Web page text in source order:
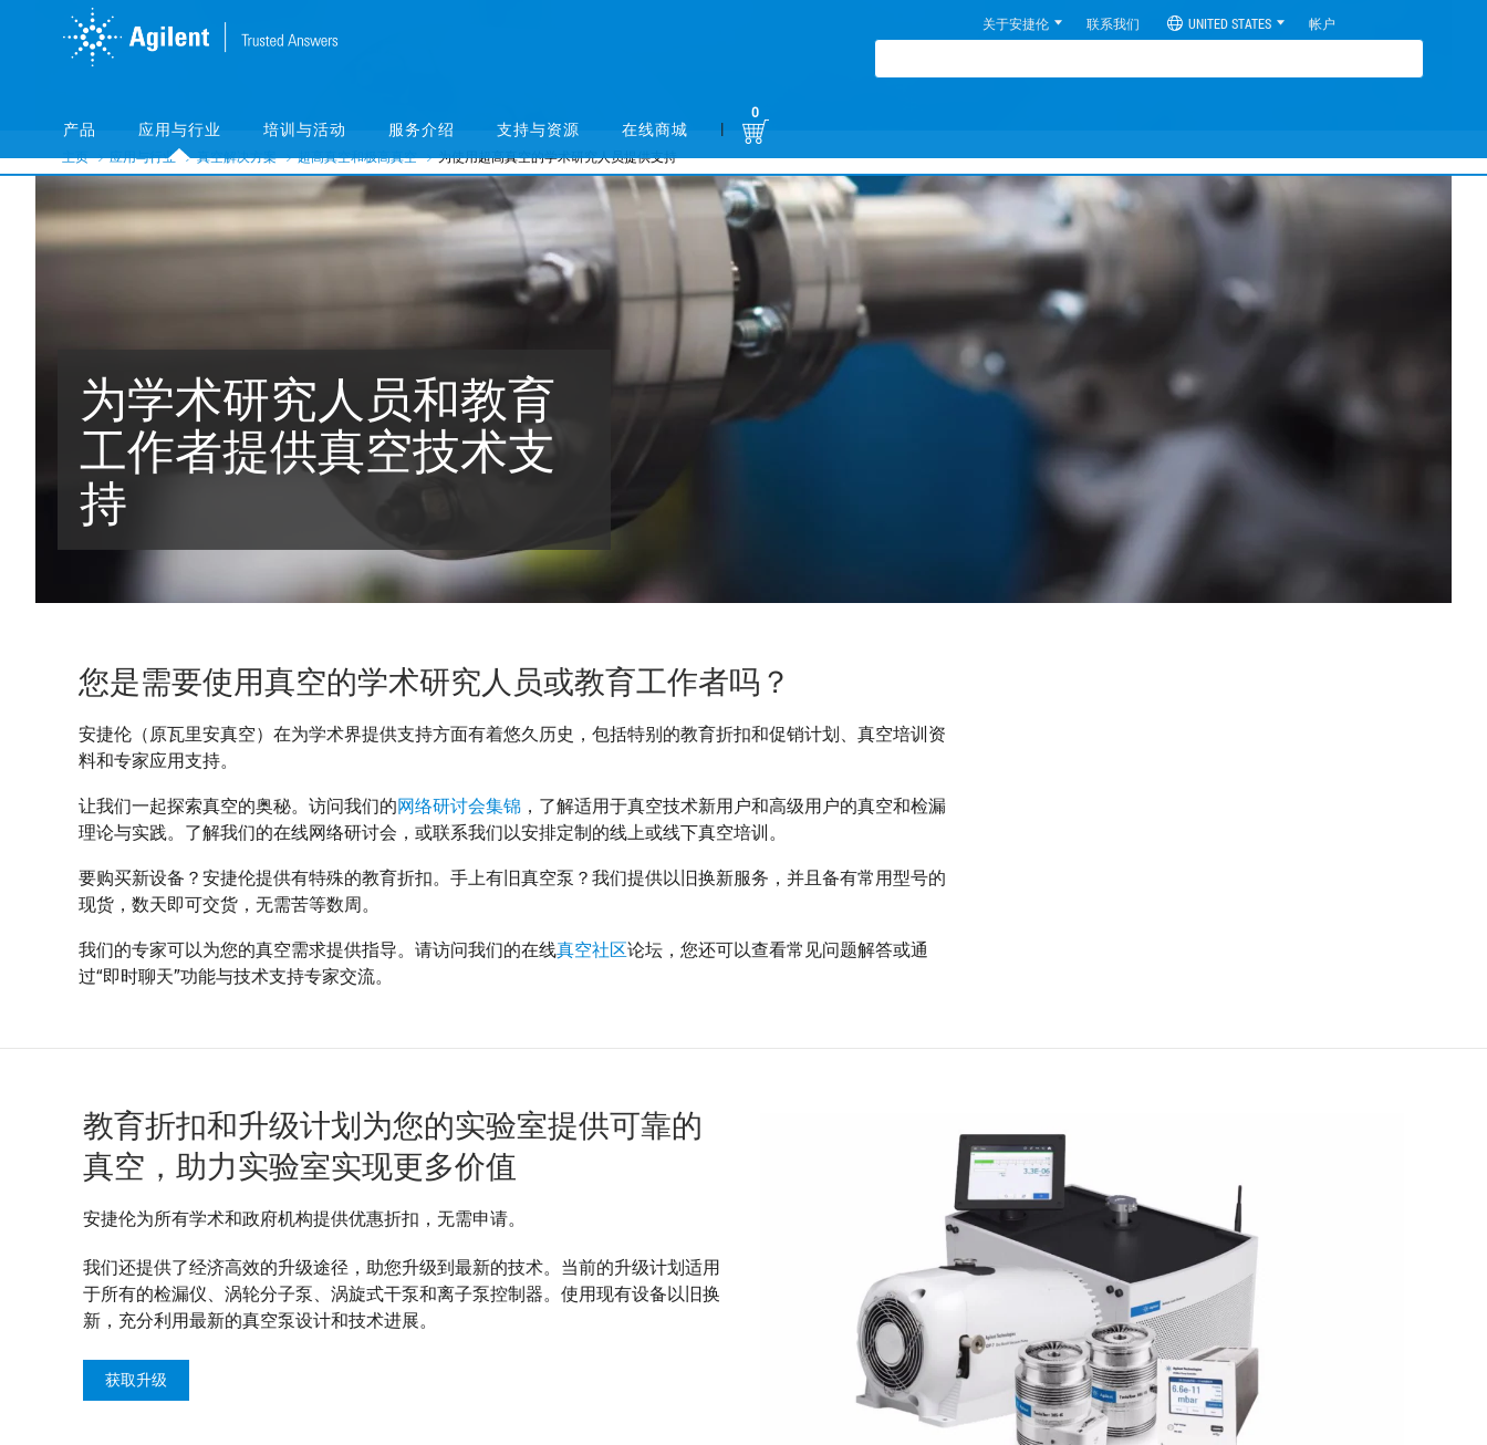
关于安捷伦 联系我们 UNITED STATES 帐户
产品 应用与行业 培训与活动 服务介绍 支持与资源 在线商城 |
0
主页 应用与行业 真空解决方案 超高真空和极高真空 为使用超高真空的学术研究人员提供支持
为学术研究人员和教育
工作者提供真空技术支
持
您是需要使用真空的学术研究人员或教育工作者吗？
安捷伦（原瓦里安真空）在为学术界提供支持方面有着悠久历史，包括特别的教育折扣和促销计划、真空培训资
料和专家应用支持。
让我们一起探索真空的奥秘。访问我们的网络研讨会集锦 ，了解适用于真空技术新用户和高级用户的真空和检漏
理论与实践。了解我们的在线网络研讨会，或联系我们以安排定制的线上或线下真空培训。
要购买新设备？安捷伦提供有特殊的教育折扣。手上有旧真空泵？我们提供以旧换新服务，并且备有常用型号的
现货，数天即可交货，无需苦等数周。
我们的专家可以为您的真空需求提供指导。请访问我们的在线真空社区论坛，您还可以查看常见问题解答或通
过“即时聊天”功能与技术支持专家交流。
教育折扣和升级计划为您的实验室提供可靠的
真空，助力实验室实现更多价值
安捷伦为所有学术和政府机构提供优惠折扣，无需申请。
我们还提供了经济高效的升级途径，助您升级到最新的技术。当前的升级计划适用
于所有的检漏仪、涡轮分子泵、涡旋式干泵和离子泵控制器。使用现有设备以旧换
新，充分利用最新的真空泵设计和技术进展。
获取升级